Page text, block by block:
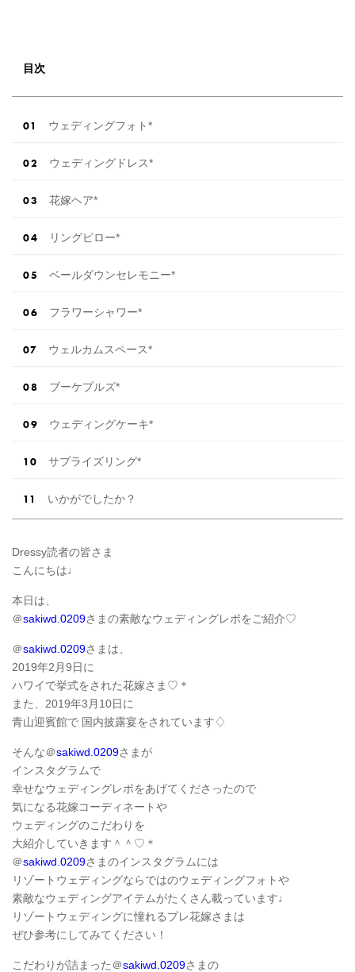
目次
ウェディングフォト*
ウェディングドレス*
花嫁ヘア*
リングピロー*
ベールダウンセレモニー*
フラワーシャワー*
ウェルカムスペース*
ブーケプルズ*
ウェディングケーキ*
サプライズリング*
いかがでしたか？
Dressy読者の皆さま
こんにちは♩
本日は、
＠sakiwd.0209さまの素敵なウェディングレポをご紹介♡
＠sakiwd.0209さまは、
2019年2月9日に
ハワイで挙式をされた花嫁さま♡＊
また、2019年3月10日に
青山迎賓館で 国内披露宴をされています♢
そんな＠sakiwd.0209さまが
インスタグラムで
幸せなウェディングレポをあげてくださったので
気になる花嫁コーディネートや
ウェディングのこだわりを
大紹介していきます＾＾♡＊
＠sakiwd.0209さまのインスタグラムには
リゾートウェディングならではのウェディングフォトや
素敵なウェディングアイテムがたくさん載っています♩
リゾートウェディングに憧れるプレ花嫁さまは
ぜひ参考にしてみてください！
こだわりが詰まった＠sakiwd.0209さまの